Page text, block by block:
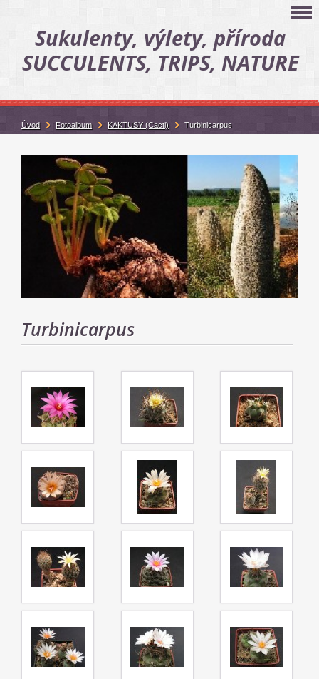
Sukulenty, výlety, příroda
SUCCULENTS, TRIPS, NATURE
Turbinicarpus
Úvod Fotoalbum KAKTUSY (Cacti) Turbinicarpus